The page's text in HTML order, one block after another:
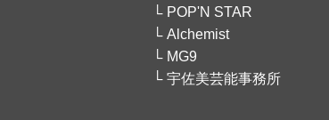
POP'N STAR
Alchemist
MG9
宇佐美芸能事務所